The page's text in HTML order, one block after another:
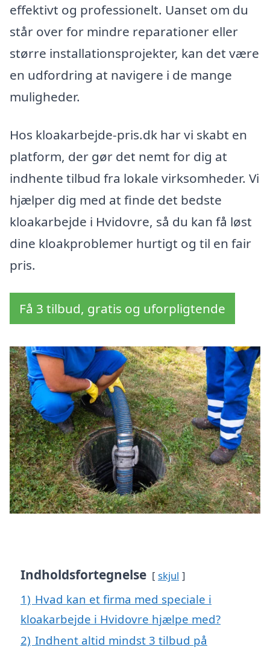
effektivt og professionelt. Uanset om du
står over for mindre reparationer eller
større installationsprojekter, kan det være
en udfordring at navigere i de mange
muligheder.
Hos kloakarbejde-pris.dk har vi skabt en
platform, der gør det nemt for dig at
indhente tilbud fra lokale virksomheder. Vi
hjælper dig med at finde det bedste
kloakarbejde i Hvidovre, så du kan få løst
dine kloakproblemer hurtigt og til en fair
pris.
Få 3 tilbud, gratis og uforpligtende
Indholdsfortegnelse skjul
1) Hvad kan et firma med speciale i
kloakarbejde i Hvidovre hjælpe med?
2) Indhent altid mindst 3 tilbud på